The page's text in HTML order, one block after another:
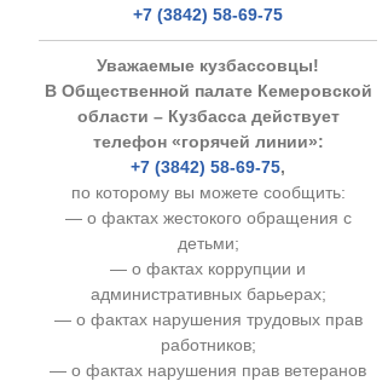
+7 (3842) 58-69-75
Уважаемые кузбассовцы!
В Общественной палате Кемеровской
области – Кузбасса действует
телефон «горячей линии»:
+7 (3842) 58-69-75,
по которому вы можете сообщить:
— о фактах жестокого обращения с
детьми;
— о фактах коррупции и
административных барьерах;
— о фактах нарушения трудовых прав
работников;
— о фактах нарушения прав ветеранов